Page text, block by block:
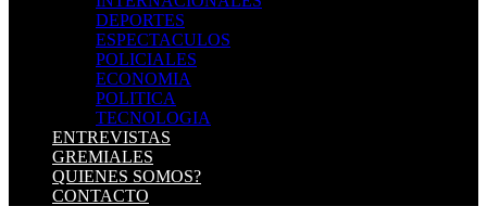
DEPORTES
ESPECTACULOS
POLICIALES
ECONOMIA
POLITICA
TECNOLOGIA
ENTREVISTAS
GREMIALES
QUIENES SOMOS?
CONTACTO